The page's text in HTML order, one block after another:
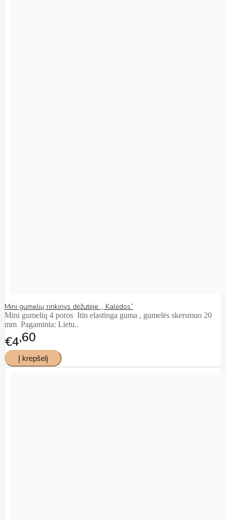
Mini gumelių rinkinys dėžutėje ,, Kalėdos”
Mini gumelių 4 poros Itin elastinga guma , gumelės skersmuo 20
mm Pagaminta: Lietu..
€4 60